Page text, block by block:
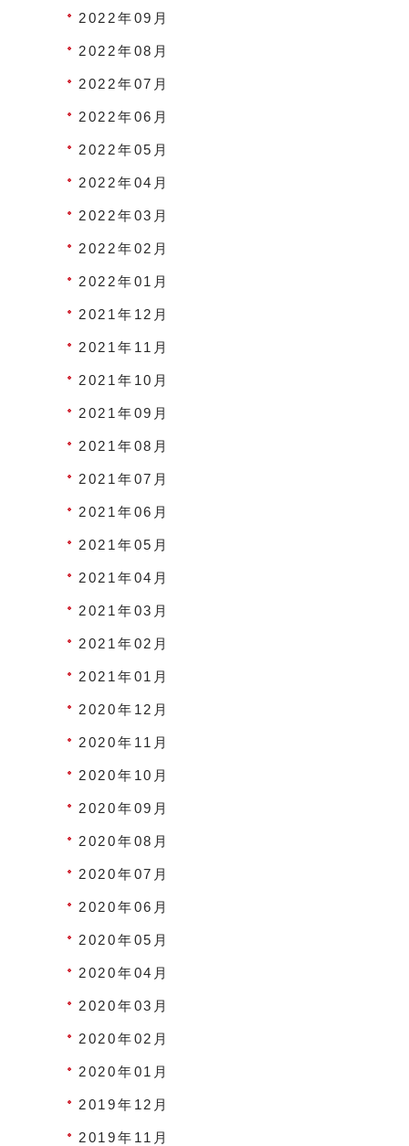
2022年09月
2022年08月
2022年07月
2022年06月
2022年05月
2022年04月
2022年03月
2022年02月
2022年01月
2021年12月
2021年11月
2021年10月
2021年09月
2021年08月
2021年07月
2021年06月
2021年05月
2021年04月
2021年03月
2021年02月
2021年01月
2020年12月
2020年11月
2020年10月
2020年09月
2020年08月
2020年07月
2020年06月
2020年05月
2020年04月
2020年03月
2020年02月
2020年01月
2019年12月
2019年11月